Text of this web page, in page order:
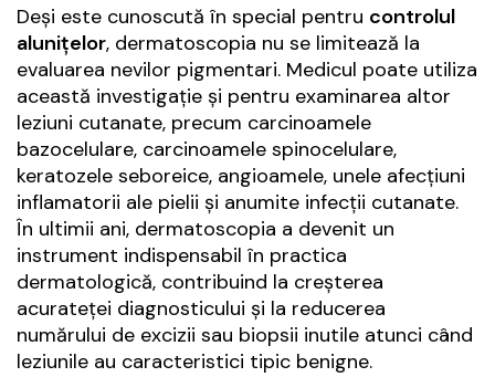
Deși este cunoscută în special pentru controlul
alunițelor, dermatoscopia nu se limitează la
evaluarea nevilor pigmentari. Medicul poate utiliza
această investigație și pentru examinarea altor
leziuni cutanate, precum carcinoamele
bazocelulare, carcinoamele spinocelulare,
keratozele seboreice, angioamele, unele afecțiuni
inflamatorii ale pielii și anumite infecții cutanate.
În ultimii ani, dermatoscopia a devenit un
instrument indispensabil în practica
dermatologică, contribuind la creșterea
acurateței diagnosticului și la reducerea
numărului de excizii sau biopsii inutile atunci când
leziunile au caracteristici tipic benigne.